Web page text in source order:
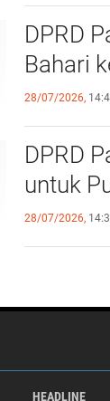
DPRD
Bahari
28/07/2026,
DPRD
untuk
28/07/2026,
HEADLINE